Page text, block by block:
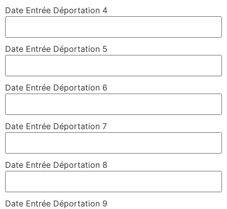
Date Entrée Déportation 4
Date Entrée Déportation 5
Date Entrée Déportation 6
Date Entrée Déportation 7
Date Entrée Déportation 8
Date Entrée Déportation 9